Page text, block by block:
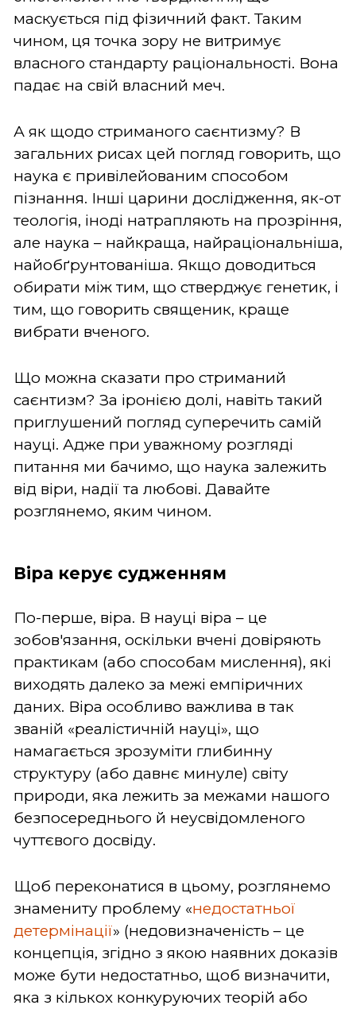
маскується під фізичний факт. Таким
чином, ця точка зору не витримує
власного стандарту раціональності. Вона
падає на свій власний меч.
А як щодо стриманого саєнтизму? В
загальних рисах цей погляд говорить, що
наука є привілейованим способом
пізнання. Інші царини дослідження, як-от
теологія, іноді натрапляють на прозріння,
але наука – найкраща, найраціональніша,
найобґрунтованіша. Якщо доводиться
обирати між тим, що стверджує генетик, і
тим, що говорить священик, краще
вибрати вченого.
Що можна сказати про стриманий
саєнтизм? За іронією долі, навіть такий
приглушений погляд суперечить самій
науці. Адже при уважному розгляді
питання ми бачимо, що наука залежить
від віри, надії та любові. Давайте
розглянемо, яким чином.
Віра керує судженням
По-перше, віра. В науці віра – це
зобов'язання, оскільки вчені довіряють
практикам (або способам мислення), які
виходять далеко за межі емпіричних
даних. Віра особливо важлива в так
званій «реалістичній науці», що
намагається зрозуміти глибинну
структуру (або давнє минуле) світу
природи, яка лежить за межами нашого
безпосереднього й неусвідомленого
чуттєвого досвіду.
Щоб переконатися в цьому, розглянемо
знамениту проблему «недостатньої
детермінації» (недовизначеність – це
концепція, згідно з якою наявних доказів
може бути недостатньо, щоб визначити,
яка з кількох конкуруючих теорій або